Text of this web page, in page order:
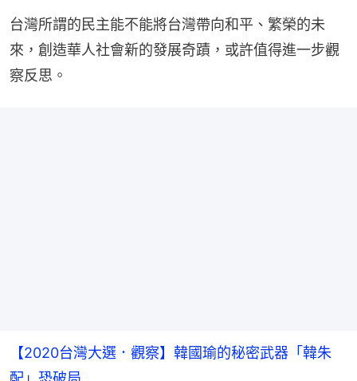
台灣所謂的民主能不能將台灣帶向和平、繁榮的未
來，創造華人社會新的發展奇蹟，或許值得進一步觀
察反思。
【2020台灣大選．觀察】韓國瑜的秘密武器「韓朱